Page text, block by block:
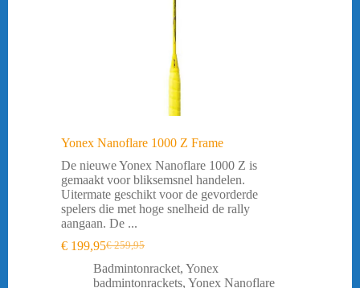
Yonex Nanoflare 1000 Z Frame
De nieuwe Yonex Nanoflare 1000 Z is
gemaakt voor bliksemsnel handelen.
Uitermate geschikt voor de gevorderde
spelers die met hoge snelheid de rally
aangaan. De ...
€259,95
Oorspronkelijke
prijs
was:
€ 199,95Huidige
prijs
is:
Badmintonracket, Yonex
badmintonrackets, Yonex Nanoflare